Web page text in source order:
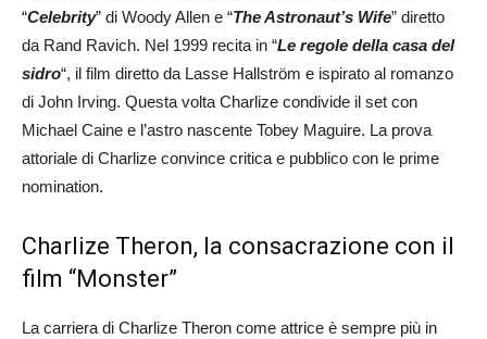
“Celebrity” di Woody Allen e “The Astronaut’s Wife” diretto
da Rand Ravich. Nel 1999 recita in “Le regole della casa del
sidro“, il film diretto da Lasse Hallström e ispirato al romanzo
di John Irving. Questa volta Charlize condivide il set con
Michael Caine e l’astro nascente Tobey Maguire. La prova
attoriale di Charlize convince critica e pubblico con le prime
nomination.
Charlize Theron, la consacrazione con il
film “Monster”
La carriera di Charlize Theron come attrice è sempre più in